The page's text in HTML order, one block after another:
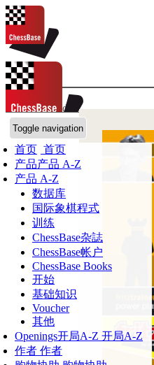
语言: de
ChessBase商店
Toggle navigation
首页 首页
产品产品 A-Z
产品 A-Z
数据库
国际象棋程式
训练
ChessBase杂誌
ChessBase帐户
ChessBase Books
开始
基础知识
Voucher
其他
Openings开局A-Z 开局A-Z
作者 作者